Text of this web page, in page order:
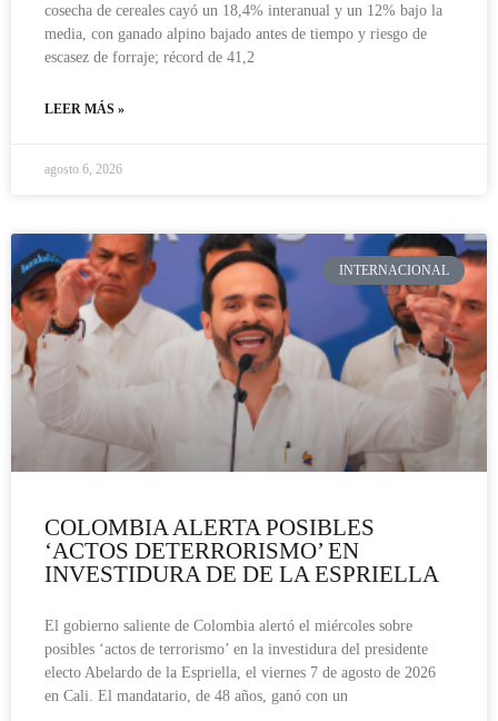
cosecha de cereales cayó un 18,4% interanual y un 12% bajo la
media, con ganado alpino bajado antes de tiempo y riesgo de
escasez de forraje; récord de 41,2
LEER MÁS »
agosto 6, 2026
INTERNACIONAL
COLOMBIA ALERTA POSIBLES
‘ACTOS DETERRORISMO’ EN
INVESTIDURA DE DE LA ESPRIELLA
El gobierno saliente de Colombia alertó el miércoles sobre
posibles ‘actos de terrorismo’ en la investidura del presidente
electo Abelardo de la Espriella, el viernes 7 de agosto de 2026
en Cali. El mandatario, de 48 años, ganó con un